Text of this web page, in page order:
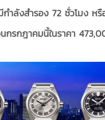
ำลังสำรอง 72 ชั่วโมง ห
นกรกฎาคมนี้ในราคา